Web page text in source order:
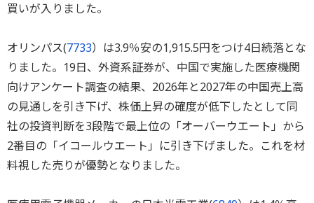
買いが入りました。
オリンパス(7733）は3.9％安の1,915.5円をつけ4日続落とな
りました。19日、外資系証券が、中国で実施した医療機関
向けアンケート調査の結果、2026年と2027年の中国売上高
の見通しを引き下げ、株価上昇の確度が低下したとして同
社の投資判断を3段階で最上位の「オーバーウエート」から
2番目の「イコールウエート」に引き下げました。これを材
料視した売りが優勢となりました。